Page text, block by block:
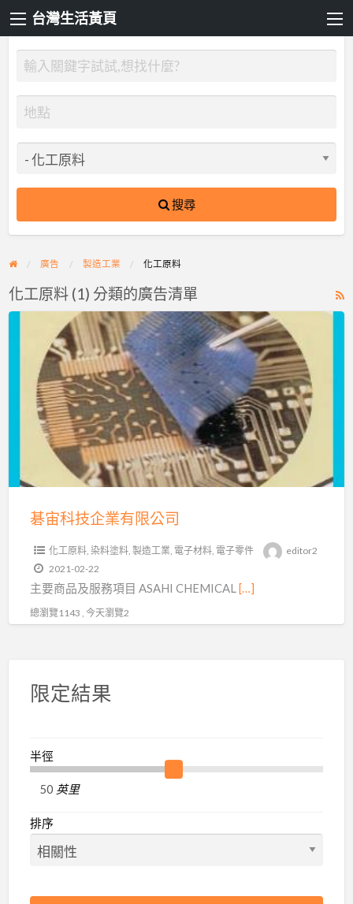
台灣生活黃頁
搜尋
廣告 製造工業 化工原料
化工原料 (1) 分類的廣告清單
公
碁宙科技企業有限公司
化工原料, 染料塗料, 製造工業, 電子材料, 電子零件
editor2
2021-02-22
主要商品及服務項目 ASAHI CHEMICAL […]
總瀏覽1143 , 今天瀏覽2
限定結果
半徑
英里
排序